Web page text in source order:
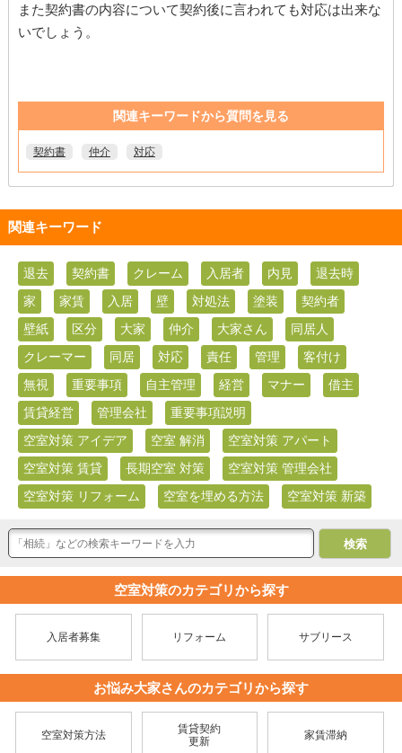
また契約書の内容について契約後に言われても対応は出来な
いでしょう。
関連キーワードから質問を見る
契約書 仲介 対応
関連キーワード
退去 契約書 クレーム 入居者 内見
退去時
家
家賃 入居 壁 対処法 塗装
契約者
壁紙
区分 大家 仲介 大家さん
同居人
クレーマー
同居 対応 責任 管理
客付け
無視
重要事項 自主管理 経営 マナー
借主
賃貸経営
管理会社
重要事項説明
空室対策 アイデア
空室 解消
空室対策 アパート
空室対策 賃貸
長期空室 対策
空室対策 管理会社
空室対策 リフォーム
空室を埋める方法 空室対策 新築
空室対策のカテゴリから探す
入居者募集 リフォーム サブリース
お悩み大家さんのカテゴリから探す
空室対策方法
賃貸契約
更新
家賃滞納